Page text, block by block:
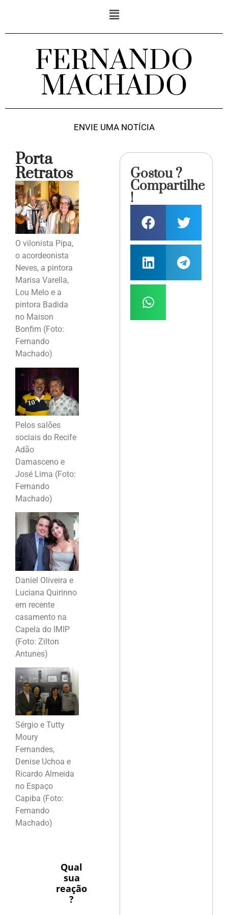
FERNANDO
MACHADO
ENVIE UMA NOTÍCIA
Porta
Retratos
O vilonista Pipa,
o acordeonista
Neves, a pintora
Marisa Varella,
Lou Melo e a
pintora Badida
no Maison
Bonfim (Foto:
Fernando
Machado)
Pelos salões
sociais do Recife
Adão
Damasceno e
José Lima (Foto:
Fernando
Machado)
Daniel Oliveira e
Luciana Quirinno
em recente
casamento na
Capela do IMIP
(Foto: Zilton
Antunes)
Sérgio e Tutty
Moury
Fernandes,
Denise Uchoa e
Ricardo Almeida
no Espaço
Capiba (Foto:
Fernando
Machado)
Qual
sua
reação
?
Gostou ?
Compartilhe
!